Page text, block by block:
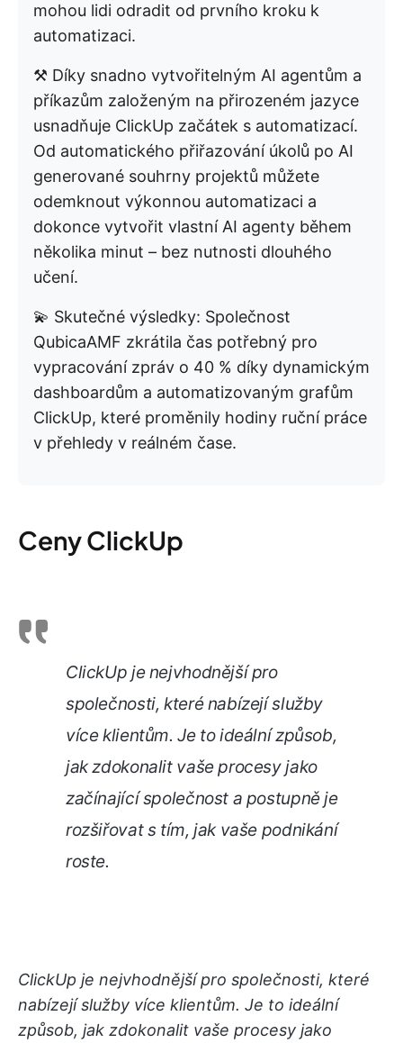
mohou lidi odradit od prvního kroku k
automatizaci.
⚒️ Díky snadno vytvořitelným AI agentům a
příkazům založeným na přirozeném jazyce
usnadňuje ClickUp začátek s automatizací.
Od automatického přiřazování úkolů po AI
generované souhrny projektů můžete
odemknout výkonnou automatizaci a
dokonce vytvořit vlastní AI agenty během
několika minut – bez nutnosti dlouhého
učení.
💫 Skutečné výsledky: Společnost
QubicaAMF zkrátila čas potřebný pro
vypracování zpráv o 40 % díky dynamickým
dashboardům a automatizovaným grafům
ClickUp, které proměnily hodiny ruční práce
v přehledy v reálném čase.
Ceny ClickUp
ClickUp je nejvhodnější pro
společnosti, které nabízejí služby
více klientům. Je to ideální způsob,
jak zdokonalit vaše procesy jako
začínající společnost a postupně je
rozšiřovat s tím, jak vaše podnikání
roste.
ClickUp je nejvhodnější pro společnosti, které
nabízejí služby více klientům. Je to ideální
způsob, jak zdokonalit vaše procesy jako